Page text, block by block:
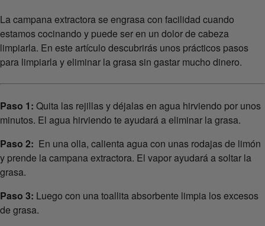
La campana extractora se engrasa con facilidad cuando
estamos cocinando y puede ser en un dolor de cabeza
limpiarla. En este artículo descubrirás unos prácticos pasos
para limpiarla y eliminar la grasa sin gastar mucho dinero.
Paso 1: Quita las rejillas y déjalas en agua hirviendo por unos
minutos. El agua hirviendo te ayudará a eliminar la grasa.
Paso 2: En una olla, calienta agua con unas rodajas de limón
y prende la campana extractora. El vapor ayudará a soltar la
grasa.
Paso 3: Luego con una toallita absorbente limpia los excesos
de grasa.